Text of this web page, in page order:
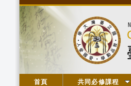
首頁 共同必修課程